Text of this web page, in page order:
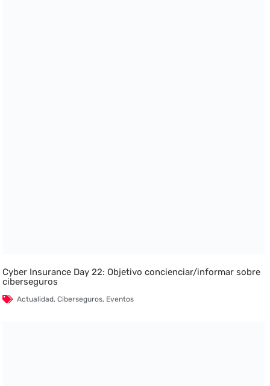
Cyber Insurance Day 22: Objetivo concienciar/informar sobre
ciberseguros
Actualidad,Ciberseguros, Eventos